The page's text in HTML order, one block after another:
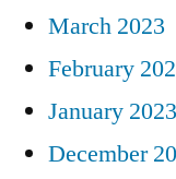
March 2023
February
January 2023
December